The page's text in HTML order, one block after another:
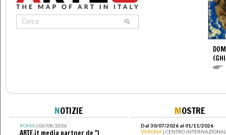
NOTIZIE
ROMA| 06/08/2026
ARTE.it media partner de "I
MOSTRE
Dal 30/07/2026 al 01/11/2026
VERONA | CENTRO